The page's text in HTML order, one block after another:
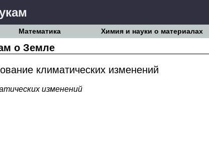
Математика Химия и науки о материалах
о Земле
климатических изменений
изменений